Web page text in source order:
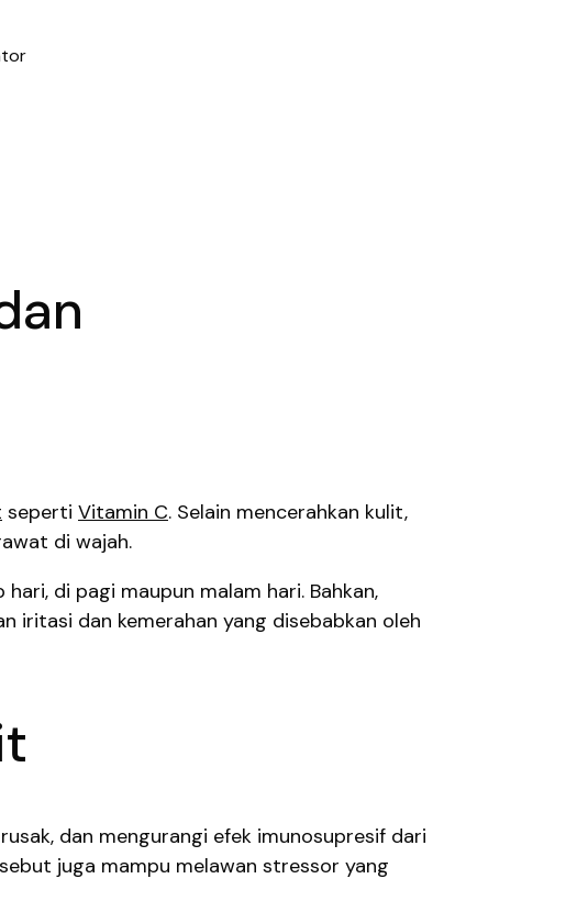
seperti Vitamin C. Selain mencerahkan kulit,
di wajah.
di pagi maupun malam hari. Bahkan,
dan kemerahan yang disebabkan oleh
dan mengurangi efek imunosupresif dari
juga mampu melawan stressor yang